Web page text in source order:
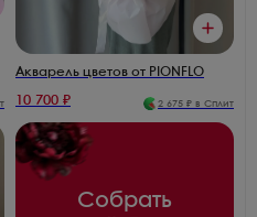
Акварель цветов от PIONFLO
10 700 ₽ 2 675 ₽ в Сплит
Собрать